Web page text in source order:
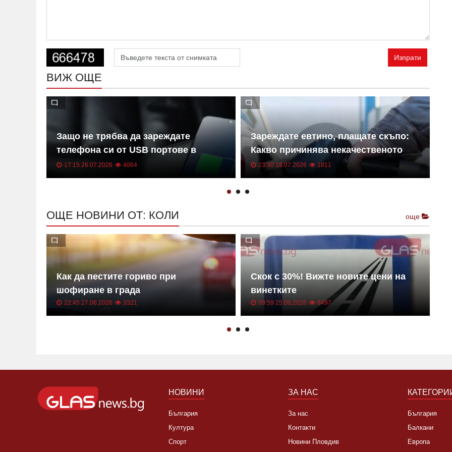
Изпрати
ВИЖ ОЩЕ
Защо не трябва да зареждате
телефона си от USB портове в
колата
17:15 26.07.2026 4064
Зареждате евтино, плащате скъпо:
Какво причинява некачественото
гориво
23:30 18.07.2026 1811
ОЩЕ НОВИНИ ОТ: КОЛИ още
Как да пестите гориво при
шофиране в града
22:45 27.06.2026 3321
Скок с 30%! Вижте новите цени на
винетките
09:59 25.06.2026 6497
НОВИНИ
България
Култура
Спорт
ЗА НАС
За нас
Контакти
Новини Пловдив
България
Балкани
Европа